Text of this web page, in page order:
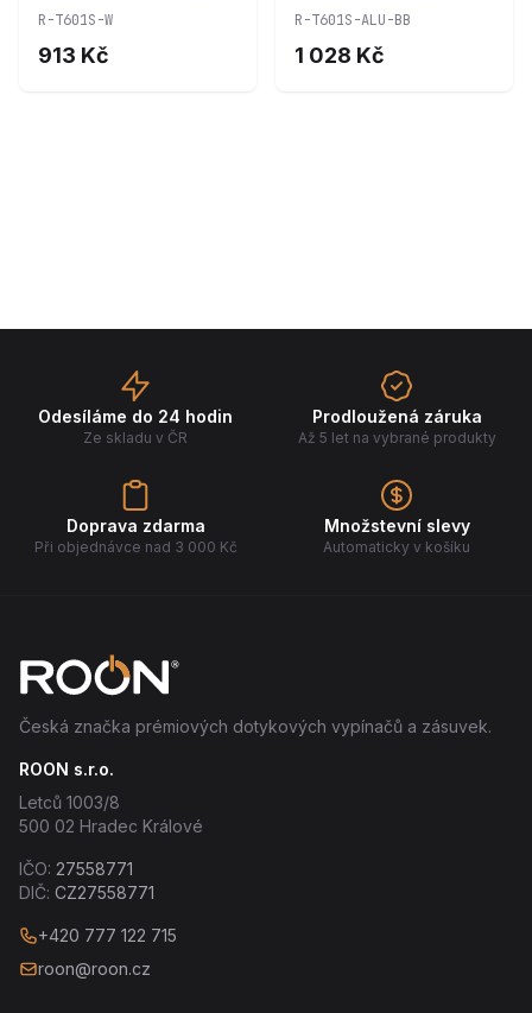
T601S-W
R-T601S-W
913 Kč
hliníku R-T601S-ALU-
R-T601S-ALU-BB
1 028 Kč
Odesíláme do 24 hodin
Ze skladu v ČR
Prodloužená záruka
Až 5 let na vybrané produkty
Doprava zdarma
Při objednávce nad 3 000 Kč
Množstevní slevy
Automaticky v košíku
Česká značka prémiových dotykových vypínačů a zásuvek.
ROON s.r.o.
Letců 1003/8
500 02 Hradec Králové
IČO: 27558771
DIČ: CZ27558771
+420 777 122 715
roon@roon.cz